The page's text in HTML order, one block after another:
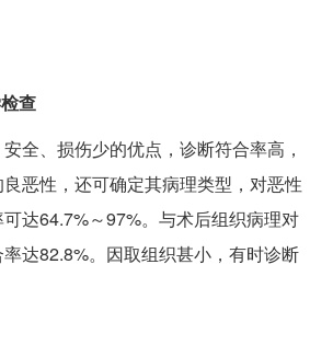
查
全、损伤少的优点，诊断符合率高，
恶性，还可确定其病理类型，对恶性
达64.7%～97%。与术后组织病理对
达82.8%。因取组织甚小，有时诊断